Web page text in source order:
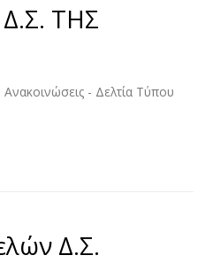
ΤΗΣ
Ανακοινώσεις - Δελτία Τύπου
Δ.Σ.